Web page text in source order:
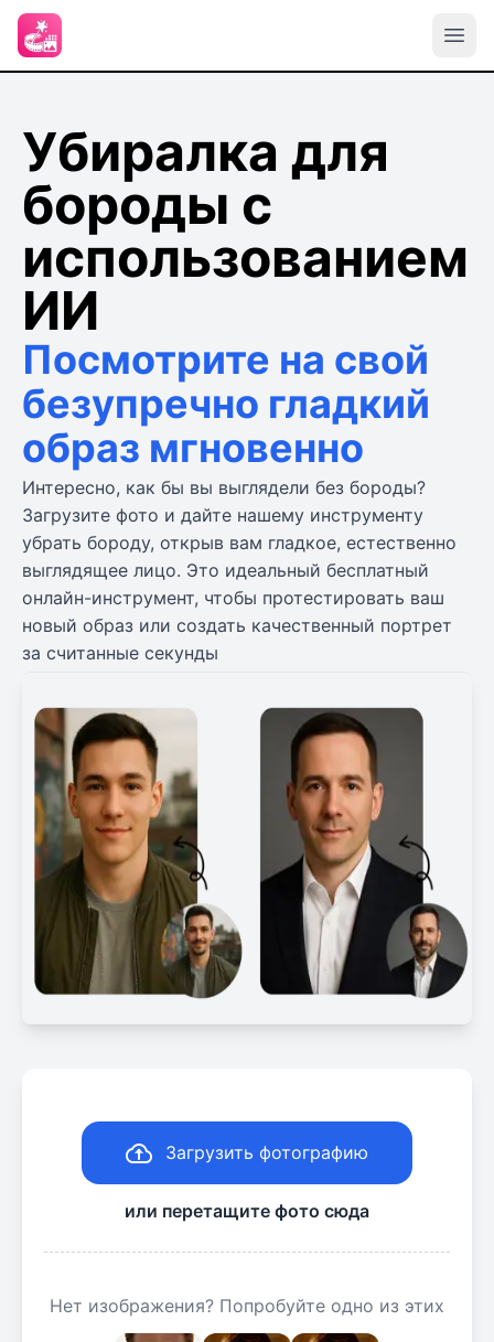
Убиралка для
бороды с
использованием
ИИ
Посмотрите на свой
безупречно гладкий
образ мгновенно
Интересно, как бы вы выглядели без бороды?
Загрузите фото и дайте нашему инструменту
убрать бороду, открыв вам гладкое, естественно
выглядящее лицо. Это идеальный бесплатный
онлайн-инструмент, чтобы протестировать ваш
новый образ или создать качественный портрет
за считанные секунды
Загрузить фотографию
или перетащите фото сюда
Нет изображения? Попробуйте одно из этих